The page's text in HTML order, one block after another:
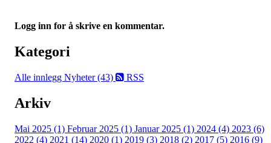
Logg inn for å skrive en kommentar.
Kategori
Alle innlegg Nyheter (43) RSS
Arkiv
Mai 2025 (1) Februar 2025 (1) Januar 2025 (1) 2024 (4) 2023 (6)
2022 (4) 2021 (14) 2020 (1) 2019 (3) 2018 (2) 2017 (5) 2016 (9)